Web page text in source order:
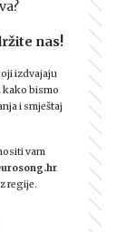
nas!
izdvajaju
kako bismo
i smještaj
vam
regije.